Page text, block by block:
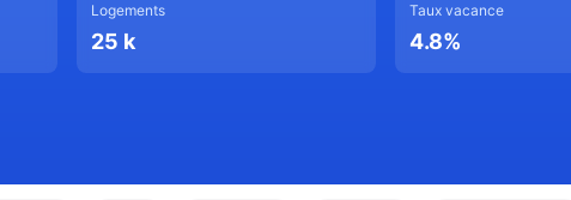
Logements
25 k
Taux vacance
4.8%